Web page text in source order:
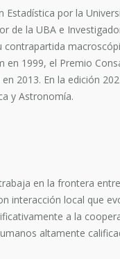
por la
de la UBA e
1999, el Premio
2013. En la edición
y Astronomía.
en la frontera
interacción local que
a la
altamente